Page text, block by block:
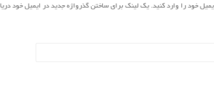
خود را وارد کنید. یک لینک برای ساختن گذرواژه جدید در ایمیل خود